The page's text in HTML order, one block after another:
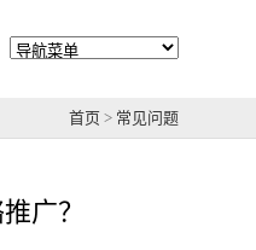
首页 > 常见问题
广？